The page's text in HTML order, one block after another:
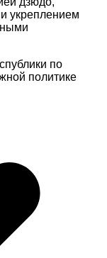
укреплением
по
политике